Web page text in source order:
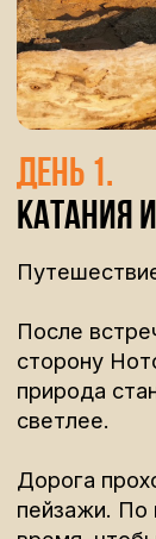
самых красивых
барокко.
Тёплый камень,
здесь хочется
легендарное
Днём маршрут
заповедник
дикой: песчаные
ветра, наблюдая
которые
Африкой.